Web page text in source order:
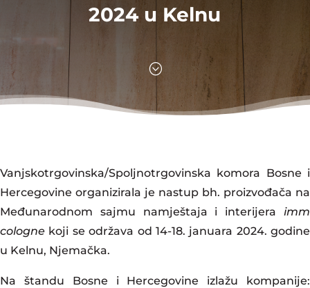
2024 u Kelnu
;
Vanjskotrgovinska/Spoljnotrgovinska komora Bosne i
Hercegovine organizirala je nastup bh. proizvođača na
Međunarodnom sajmu namještaja i interijera imm
cologne koji se održava od 14-18. januara 2024. godine
u Kelnu, Njemačka.
Na štandu Bosne i Hercegovine izlažu kompanije: